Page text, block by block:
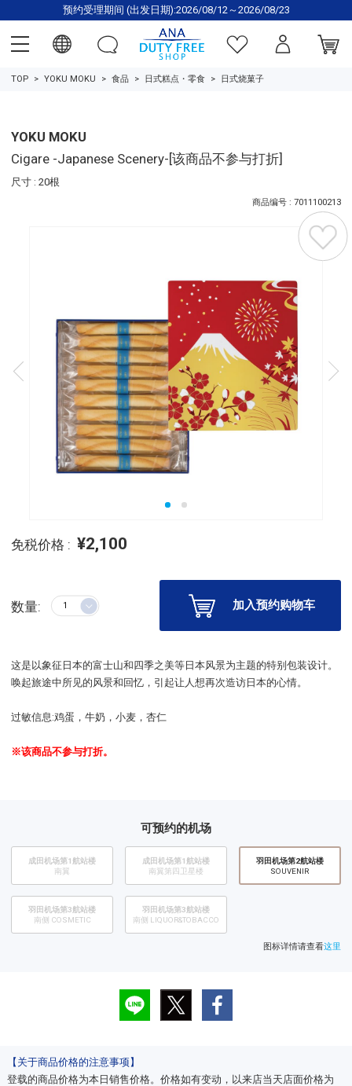
预约受理期间 (出发日期):2026/08/12～2026/08/23
TOP YOKU MOKU 食品 日式糕点・零食 日式烧菓子
YOKU MOKU
Cigare -Japanese Scenery-[该商品不参与打折]
尺寸 : 20根
商品编号 : 7011100213
免税价格 : ¥2,100
数量: 加入预约购物车
这是以象征日本的富士山和四季之美等日本风景为主题的特别包装设计。
唤起旅途中所见的风景和回忆，引起让人想再次造访日本的心情。
过敏信息:鸡蛋，牛奶，小麦，杏仁
※该商品不参与打折。
可预约的机场
成田机场第1航站楼
南翼
成田机场第1航站楼
南翼第四卫星楼
​羽田机场第2航站楼
SOUVENIR
羽田机场第3航站楼
南侧 COSMETIC
羽田机场第3航站楼
南侧 LIQUOR&TOBACCO
图标详情请查看这里
【关于商品价格的注意事项】
登载的商品价格为本日销售价格。价格如有变动，以来店当天店面价格为